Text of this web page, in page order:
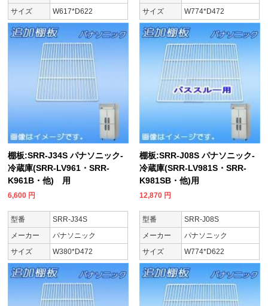
サイズ
W617*D622
サイズ
W774*D472
棚板:SRR-J34S パナソニック-
冷蔵庫(SRR-LV961・SRR-
K961B・他) 用
6,600 円
型番
SRR-J34S
メーカー
パナソニック
サイズ
W380*D472
棚板:SRR-J08S パナソニック-
冷蔵庫(SRR-LV981S・SRR-
K981SB・他)用
12,870 円
型番
SRR-J08S
メーカー
パナソニック
サイズ
W774*D622